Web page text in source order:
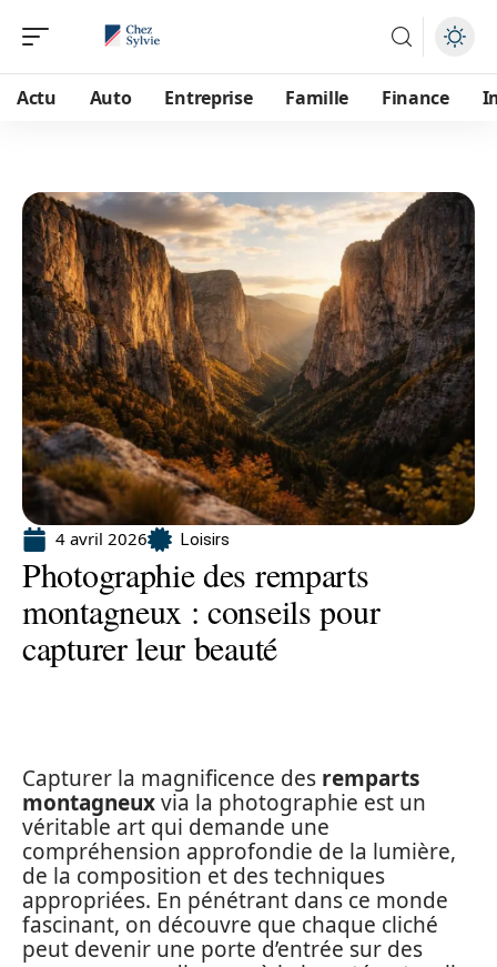
Actu Auto Entreprise Famille Finance
4 avril 2026 Loisirs
Photographie des remparts
montagneux : conseils pour
capturer leur beauté
Capturer la magnificence des remparts
montagneuxvia la photographie est un
véritable art qui demande une
compréhension approfondie de la lumière,
de la composition et des techniques
appropriées. En pénétrant dans ce monde
fascinant, on découvre que chaque cliché
peut devenir une porte d’entrée sur des